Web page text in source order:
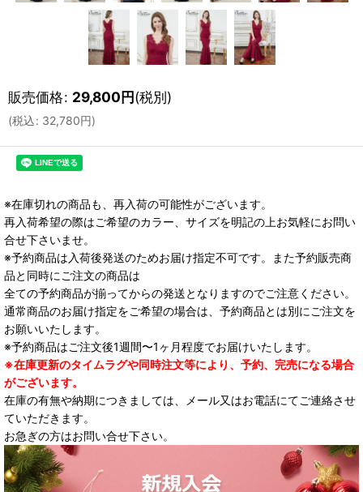
販売価格: 29,800円(税別)
(税込: 32,780円)
※在庫切れの商品も、再入荷の可能性がございます。
再入荷希望の際はご希望のカラー、サイズを明記の上お気軽にお問い
合せ下さいませ。
※予約商品は入荷後発送のためお届け指定不可です。また予約販売商
品と同時にご注文の商品は
全ての予約商品が揃ってからの発送となりますのでご注意ください。
通常商品のお届け指定をご希望の場合は、予約商品とは別にご注文を
お願いいたします。
※予約商品はご注文後1週間〜1ヶ月程度でお届けいたします。
※在庫更新のタイムラグや同時注文等により、予約、完売になる場合
がございます。
在庫の有無や納期につきましては、メール又はお電話にてご連絡させ
ていただきます。
お急ぎの方はお問い合せ下さい。